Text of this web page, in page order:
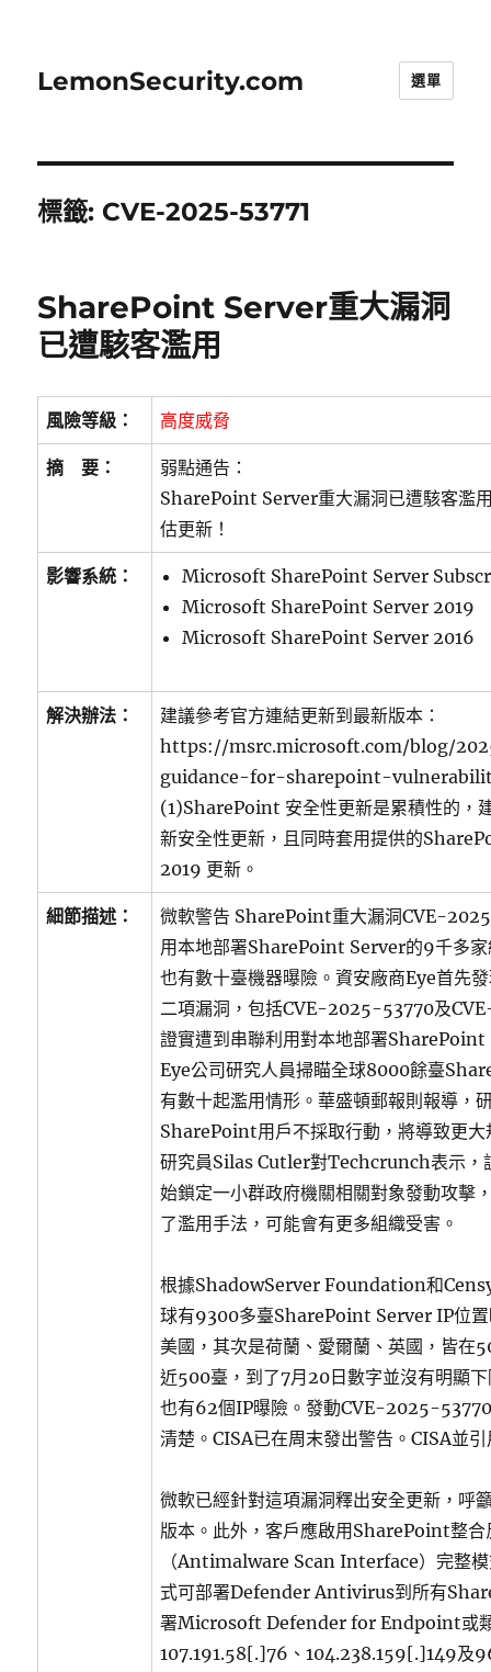
LemonSecurity.com 選單
標籤: CVE-2025-53771
SharePoint Server重大漏洞
已遭駭客濫用
風險等級： 高度威脅
摘 要：
弱點通告：
SharePoint Server重大漏洞已遭駭客濫
估更新！
影響系統：
Microsoft SharePoint Server
Microsoft SharePoint Server 2019
Microsoft SharePoint Server 2016
解決辦法：
建議參考官方連結更新到最新版本：
https://msrc.microsoft.com/blog/
guidance-for-sharepoint-
(1)SharePoint 安全性更新是累積性的，
新安全性更新，且同時套用提供的
2019 更新。
細節描述：
微軟警告 SharePoint重大漏洞CVE-
用本地部署SharePoint Server的9千多家
也有數十臺機器曝險。資安廠商Eye首先
二項漏洞，包括CVE-2025-53770及
證實遭到串聯利用對本地部署
Eye公司研究人員掃瞄全球8000餘臺
有數十起濫用情形。華盛頓郵報則報導，
SharePoint用戶不採取行動，將導致更
研究員Silas Cutler對Techcrunch表示，
始鎖定一小群政府機關相關對象發動攻擊
了濫用手法，可能會有更多組織受害。
根據ShadowServer Foundation和
球有9300多臺SharePoint Server IP位
美國，其次是荷蘭、愛爾蘭、英國，皆在
近500臺，到了7月20日數字並沒有明顯
也有62個IP曝險。發動CVE-2025-
清楚。CISA已在周末發出警告。CISA並
微軟已經針對這項漏洞釋出安全更新，呼
版本。此外，客戶應啟用SharePoint整合
（Antimalware Scan Interface）完整
式可部署Defender Antivirus到所有
署Microsoft Defender for Endpoint或
107.191.58[.]76、104.238.159[.]149及